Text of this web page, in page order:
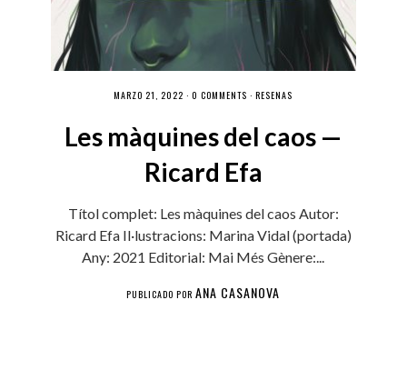
MARZO 21, 2022 ·0 COMMENTS ·RESEÑAS
Les màquines del caos —
Ricard Efa
Títol complet: Les màquines del caos Autor:
Ricard Efa Il·lustracions: Marina Vidal (portada)
Any: 2021 Editorial: Mai Més Gènere:...
PUBLICADO PORANA CASANOVA